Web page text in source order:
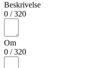
Beskrivelse
0 /320
Om
0 /320